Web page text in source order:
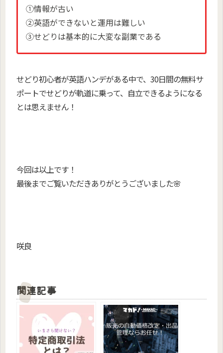
①情報が古い
②英語ができないと運用は難しい
③せどりは基本的に大変な副業である
せどり初心者が英語ハンデがある中で、30日間の無料サ
ポートでせどりが軌道に乗って、自立できるようになる
とは思えません！
今回は以上です！
最後までご覧いただきありがとうございました🌸
咲良
関連記事